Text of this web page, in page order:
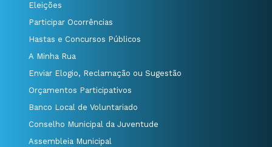
Eleições
Participar Ocorrências
Hastas e Concursos Públicos
A Minha Rua
Enviar Elogio, Reclamação ou Sugestão
Orçamentos Participativos
Banco Local de Voluntariado
Conselho Municipal da Juventude
Assembleia Municipal